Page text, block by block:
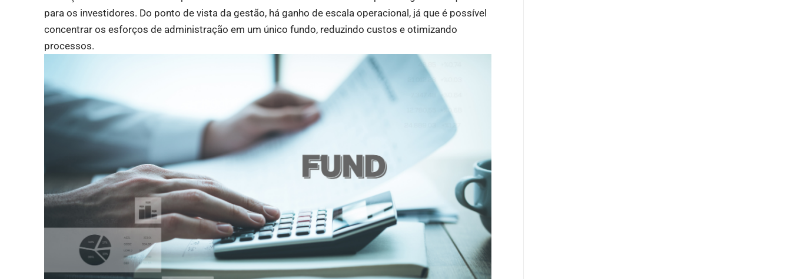
para os investidores. Do ponto de vista da gestão, há ganho de escala operacional, já que é possível
concentrar os esforços de administração em um único fundo, reduzindo custos e otimizando
processos.